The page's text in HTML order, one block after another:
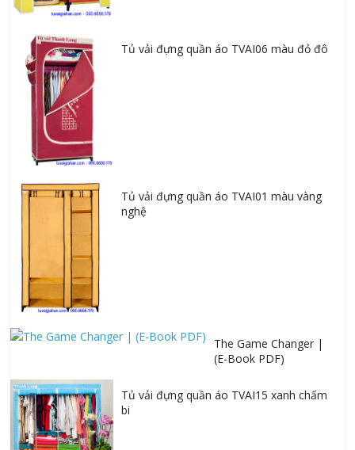
Tủ vải đựng quần áo TVAI06 màu đỏ đô
Tủ vải đựng quần áo TVAI01 màu vàng
nghệ
The Game Changer |
(E-Book PDF)
Tủ vải đựng quần áo TVAI15 xanh chấm
bi